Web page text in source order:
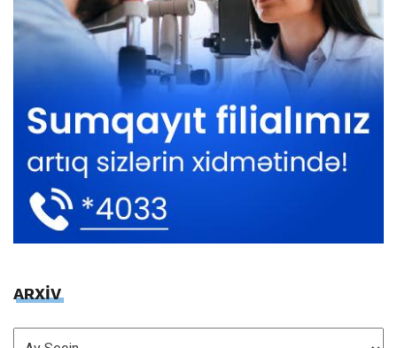
ARXİV
ARXİV